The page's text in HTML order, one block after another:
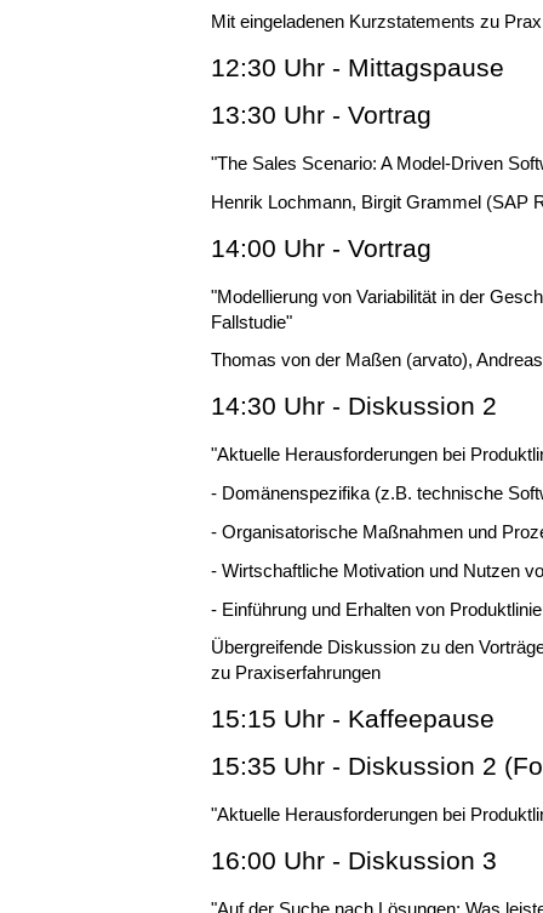
Mit eingeladenen Kurzstatements zu
12:30 Uhr - Mittagspause
13:30 Uhr - Vortrag
"The Sales Scenario: A Model-Driven
Henrik Lochmann, Birgit Grammel (SAP
14:00 Uhr - Vortrag
"Modellierung von Variabilität in der
Fallstudie"
Thomas von der Maßen (arvato),
14:30 Uhr - Diskussion 2
"Aktuelle Herausforderungen bei
- Domänenspezifika (z.B. technische
- Organisatorische Maßnahmen und
- Wirtschaftliche Motivation und Nutzen
- Einführung und Erhalten von
Übergreifende Diskussion zu den
zu Praxiserfahrungen
15:15 Uhr - Kaffeepause
15:35 Uhr - Diskussion 2
"Aktuelle Herausforderungen bei
16:00 Uhr - Diskussion 3